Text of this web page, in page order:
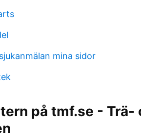
mina sidor
på tmf.se - Trä-